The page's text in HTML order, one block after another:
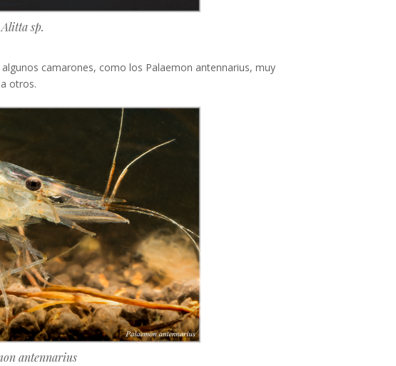
Alitta sp.
camarones, como los Palaemon antennarius, muy
otros.
antennarius